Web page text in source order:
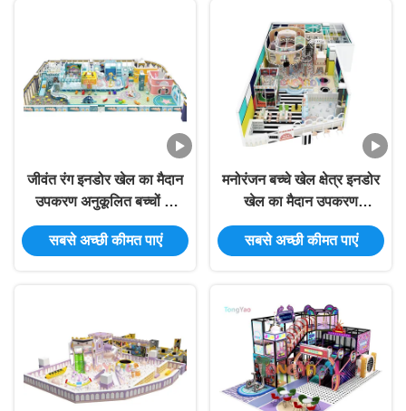
जीवंत रंग इनडोर खेल का मैदान
उपकरण अनुकूलित बच्चों के
इनडोर खेल संरचना ODM
सबसे अच्छी कीमत पाएं
मनोरंजन बच्चे खेल क्षेत्र इनडोर
खेल का मैदान उपकरण
वाणिज्यिक मनोरंजन पार्क
सबसे अच्छी कीमत पाएं